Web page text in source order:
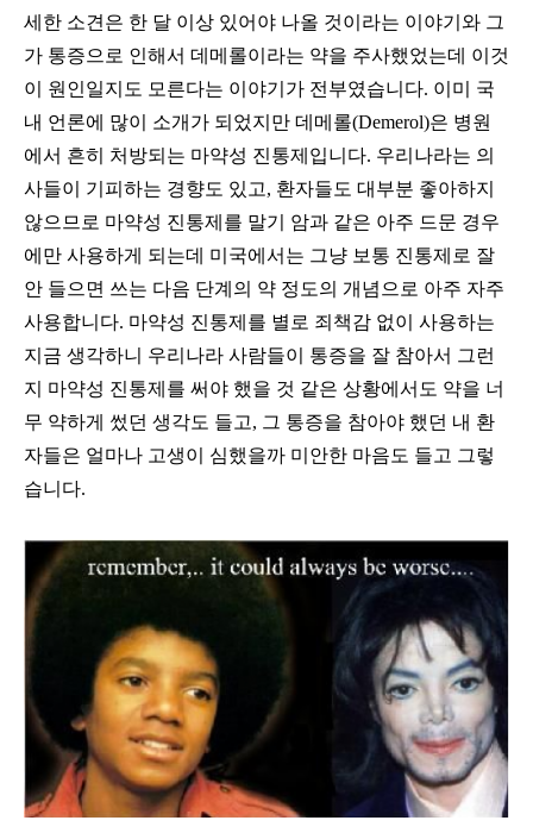
세한 소견은 한 달 이상 있어야 나올 것이라는 이야기와 그
가 통증으로 인해서 데메롤이라는 약을 주사했었는데 이것
이 원인일지도 모른다는 이야기가 전부였습니다. 이미 국
내 언론에 많이 소개가 되었지만 데메롤(Demerol)은 병원
에서 흔히 처방되는 마약성 진통제입니다. 우리나라는 의
사들이 기피하는 경향도 있고, 환자들도 대부분 좋아하지
않으므로 마약성 진통제를 말기 암과 같은 아주 드문 경우
에만 사용하게 되는데 미국에서는 그냥 보통 진통제로 잘
안 들으면 쓰는 다음 단계의 약 정도의 개념으로 아주 자주
사용합니다. 마약성 진통제를 별로 죄책감 없이 사용하는
지금 생각하니 우리나라 사람들이 통증을 잘 참아서 그런
지 마약성 진통제를 써야 했을 것 같은 상황에서도 약을 너
무 약하게 썼던 생각도 들고, 그 통증을 참아야 했던 내 환
자들은 얼마나 고생이 심했을까 미안한 마음도 들고 그렇
습니다.